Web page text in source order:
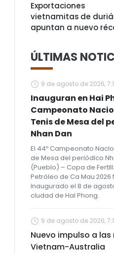
Exportaciones
vietnamitas de
apuntan a nuevo
ÚLTIMAS
9 de agosto de 2026,
Inauguran en Hai
Campeonato
Tenis de Mesa del
Nhan Dan
El 44º Campeonato
de Mesa del periódico
(Pueblo) – Copa de
Petróleo de Ca Mau 2026
inaugurado el 8 de
ciudad de Hai Phong.
9 de agosto de 2026,
Nuevo impulso a
Vietnam-Australia